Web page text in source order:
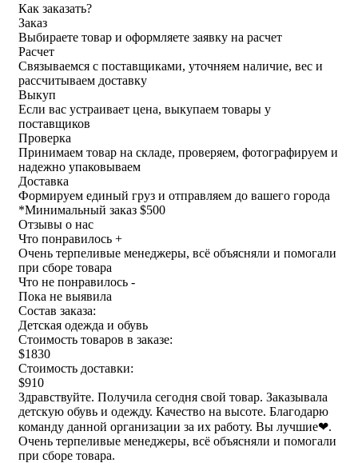
Как заказать?
Заказ
Выбираете товар и оформляете заявку на расчет
Расчет
Связываемся с поставщиками, уточняем наличие, вес и
рассчитываем доставку
Выкуп
Если вас устраивает цена, выкупаем товары у
поставщиков
Проверка
Принимаем товар на складе, проверяем, фотографируем и
надежно упаковываем
Доставка
Формируем единый груз и отправляем до вашего города
*Минимальный заказ $500
Отзывы о нас
Что понравилось +
Очень терпеливые менеджеры, всё объясняли и помогали
при сборе товара
Что не понравилось -
Пока не выявила
Состав заказа:
Детская одежда и обувь
Стоимость товаров в заказе:
$1830
Стоимость доставки:
$910
Здравствуйте. Получила сегодня свой товар. Заказывала
детскую обувь и одежду. Качество на высоте. Благодарю
команду данной организации за их работу. Вы лучшие❤.
Очень терпеливые менеджеры, всё объясняли и помогали
при сборе товара.